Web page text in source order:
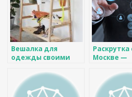
Вешалка для
одежды своими
стильные идеи для
дома. 85 фото
самых простых
Раскрутка
Москве —
вашего